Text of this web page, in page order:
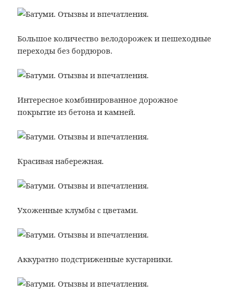
Большое количество велодорожек и пешеходные
переходы без бордюров.
Интересное комбинированное дорожное
покрытие из бетона и камней.
Красивая набережная.
Ухоженные клумбы с цветами.
Аккуратно подстриженные кустарники.